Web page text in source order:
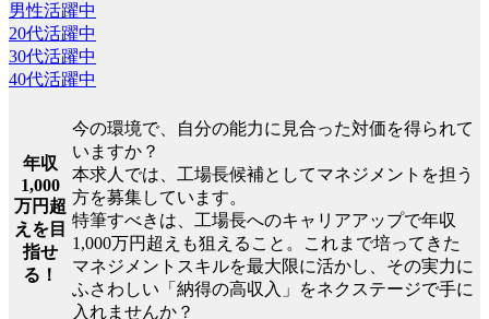
男性活躍中
20代活躍中
30代活躍中
40代活躍中
年収
1,000
万円超
えを目
指せ
る！
今の環境で、自分の能力に見合った対価を得られて
いますか？
本求人では、工場長候補としてマネジメントを担う
方を募集しています。
特筆すべきは、工場長へのキャリアアップで年収
1,000万円超えも狙えること。これまで培ってきた
マネジメントスキルを最大限に活かし、その実力に
ふさわしい「納得の高収入」をネクステージで手に
入れませんか？